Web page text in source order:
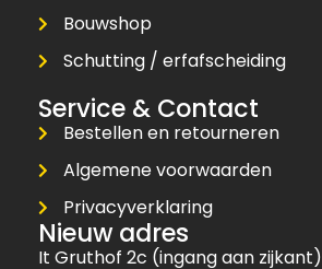
Bouwshop
Schutting / erfafscheiding
Service & Contact
Bestellen en retourneren
Algemene voorwaarden
Privacyverklaring
Nieuw adres
It Gruthof 2c (ingang aan zijkant)